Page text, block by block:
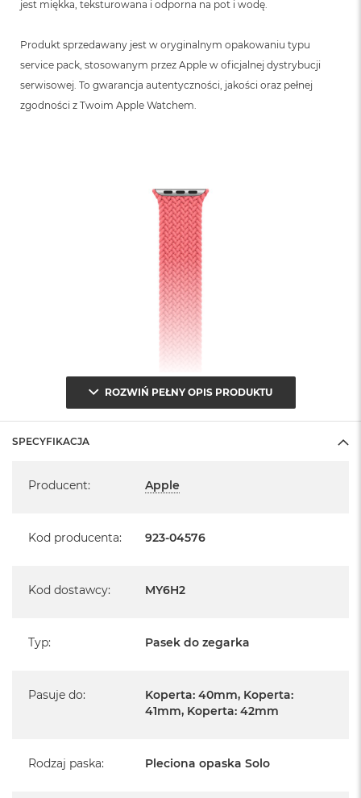
jest miękka, teksturowana i odporna na pot i wodę.
Produkt sprzedawany jest w oryginalnym opakowaniu typu
service pack, stosowanym przez Apple w oficjalnej dystrybucji
serwisowej. To gwarancja autentyczności, jakości oraz pełnej
zgodności z Twoim Apple Watchem.
ROZWIŃ PEŁNY OPIS PRODUKTU
SPECYFIKACJA
Producent: Apple
Kod producenta: 923-04576
Kod dostawcy: MY6H2
Typ: Pasek do zegarka
Pasuje do:
Koperta: 40mm, Koperta:
41mm, Koperta: 42mm
Rodzaj paska: Pleciona opaska Solo